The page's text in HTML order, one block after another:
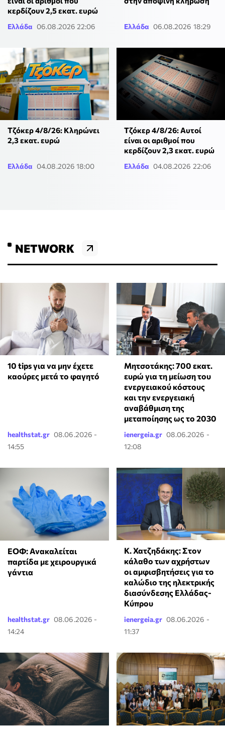
κερδίζουν 2,5 εκατ. ευρώ
Ελλάδα 06.08.2026 22:06 Ελλάδα 06.08.2026 18:29
Τζόκερ 4/8/26: Κληρώνει
2,3 εκατ. ευρώ
Ελλάδα 04.08.2026 18:00
Τζόκερ 4/8/26: Αυτοί
είναι οι αριθμοί που
κερδίζουν 2,3 εκατ. ευρώ
Ελλάδα 04.08.2026 22:06
NETWORK
10 tips για να μην έχετε
καούρες μετά το φαγητό
healthstat.gr 08.06.2026 -
14:55
Μητσοτάκης: 700 εκατ.
ευρώ για τη μείωση του
ενεργειακού κόστους
και την ενεργειακή
αναβάθμιση της
μεταποίησης ως το 2030
ienergeia.gr 08.06.2026 -
12:08
ΕΟΦ: Ανακαλείται
παρτίδα με χειρουργικά
γάντια
healthstat.gr 08.06.2026 -
14:24
Κ. Χατζηδάκης: Στον
κάλαθο των αχρήστων
οι αμφισβητήσεις για το
καλώδιο της ηλεκτρικής
διασύνδεσης Ελλάδας-
Κύπρου
ienergeia.gr 08.06.2026 -
11:37